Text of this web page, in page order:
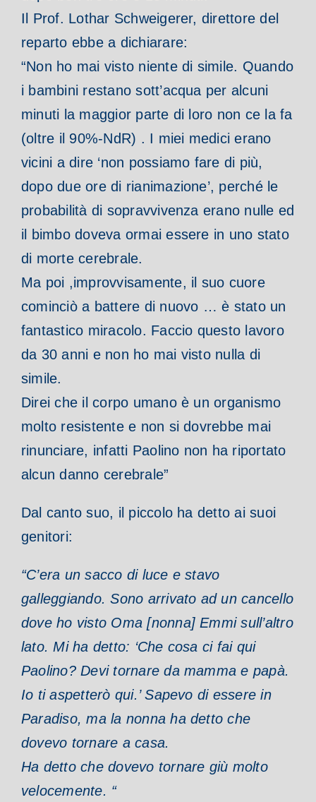
Il Prof. Lothar Schweigerer, direttore del
reparto ebbe a dichiarare:
“Non ho mai visto niente di simile. Quando
i bambini restano sott’acqua per alcuni
minuti la maggior parte di loro non ce la fa
(oltre il 90%-NdR) . I miei medici erano
vicini a dire ‘non possiamo fare di più,
dopo due ore di rianimazione’, perché le
probabilità di sopravvivenza erano nulle ed
il bimbo doveva ormai essere in uno stato
di morte cerebrale.
Ma poi ,improvvisamente, il suo cuore
cominciò a battere di nuovo … è stato un
fantastico miracolo. Faccio questo lavoro
da 30 anni e non ho mai visto nulla di
simile.
Direi che il corpo umano è un organismo
molto resistente e non si dovrebbe mai
rinunciare, infatti Paolino non ha riportato
alcun danno cerebrale”
Dal canto suo, il piccolo ha detto ai suoi
genitori:
“C’era un sacco di luce e stavo
galleggiando. Sono arrivato ad un cancello
dove ho visto Oma [nonna] Emmi sull’altro
lato. Mi ha detto: ‘Che cosa ci fai qui
Paolino? Devi tornare da mamma e papà.
Io ti aspetterò qui.’ Sapevo di essere in
Paradiso, ma la nonna ha detto che
dovevo tornare a casa.
Ha detto che dovevo tornare giù molto
velocemente. “